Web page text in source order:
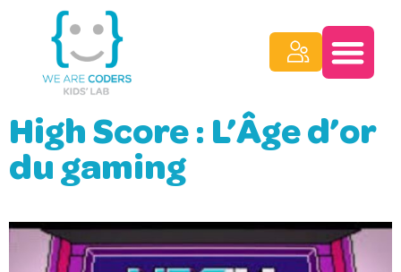
High Score : L’Âge d’or
du gaming